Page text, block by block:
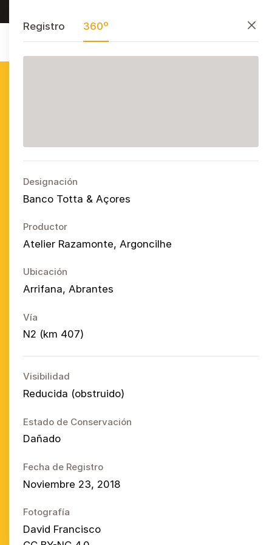
AzulejoPublicitárioPortuguês
Cerrar
Registro 360º
Designación
Banco Totta & Açores
Productor
Atelier Razamonte, Argoncilhe
Ubicación
Arrifana, Abrantes
Vía
N2 (km 407)
Visibilidad
Reducida (obstruido)
Estado de Conservación
Dañado
Fecha de Registro
Noviembre 23, 2018
Fotografía
David Francisco